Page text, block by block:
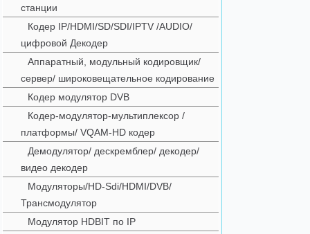
станции
Кодер IP/HDMI/SD/SDI/IPTV /AUDIO/
цифровой Декодер
Аппаратный, модульный кодировщик/
сервер/ широковещательное кодирование
Кодер модулятор DVB
Кодер-модулятор-мультиплексор /
платформы/ VQAM-HD кодер
Демодулятор/ дескремблер/ декодер/
видео декодер
Модуляторы/HD-Sdi/HDMI/DVB/
Трансмодулятор
Модулятор HDBIT по IP